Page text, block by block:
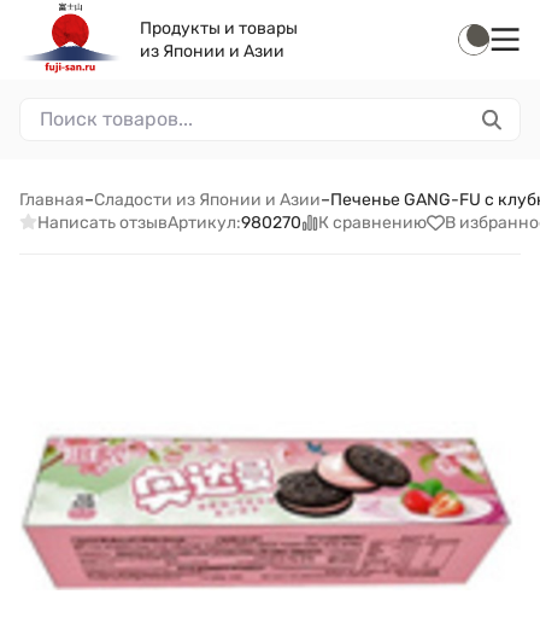
Продукты и товары
из Японии и Азии
Главная–Сладости из Японии и Азии–Печенье GANG-FU с
Написать отзывАртикул:980270 К сравнению В